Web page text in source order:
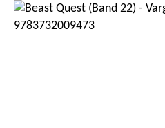
Bildergalerie überspringen